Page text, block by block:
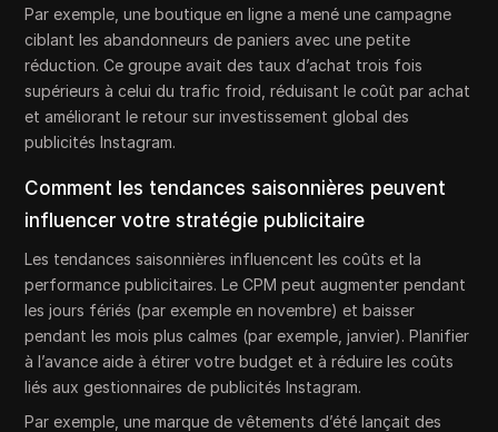
Par exemple, une boutique en ligne a mené une campagne
ciblant les abandonneurs de paniers avec une petite
réduction. Ce groupe avait des taux d’achat trois fois
supérieurs à celui du trafic froid, réduisant le coût par achat
et améliorant le retour sur investissement global des
publicités Instagram.
Comment les tendances saisonnières peuvent
influencer votre stratégie publicitaire
Les tendances saisonnières influencent les coûts et la
performance publicitaires. Le CPM peut augmenter pendant
les jours fériés (par exemple en novembre) et baisser
pendant les mois plus calmes (par exemple, janvier). Planifier
à l’avance aide à étirer votre budget et à réduire les coûts
liés aux gestionnaires de publicités Instagram.
Par exemple, une marque de vêtements d’été lançait des